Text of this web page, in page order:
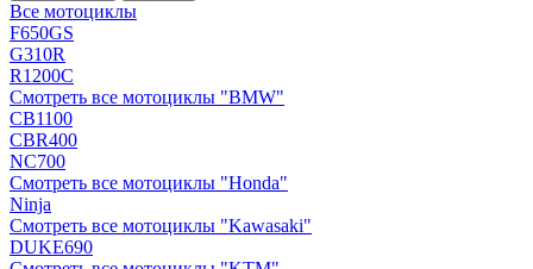
Все мотоциклы
F650GS
G310R
R1200C
Смотреть все мотоциклы "BMW"
CB1100
CBR400
NC700
Смотреть все мотоциклы "Honda"
Ninja
Смотреть все мотоциклы "Kawasaki"
DUKE690